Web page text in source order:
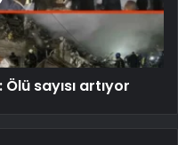
sayısı artıyor